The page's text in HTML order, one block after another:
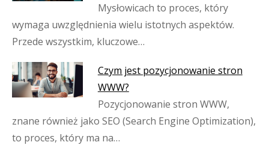
Mysłowicach to proces, który
wymaga uwzględnienia wielu istotnych aspektów.
Przede wszystkim, kluczowe…
Czym jest pozycjonowanie stron
WWW?
Pozycjonowanie stron WWW,
znane również jako SEO (Search Engine Optimization),
to proces, który ma na…